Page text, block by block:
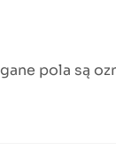
pola są